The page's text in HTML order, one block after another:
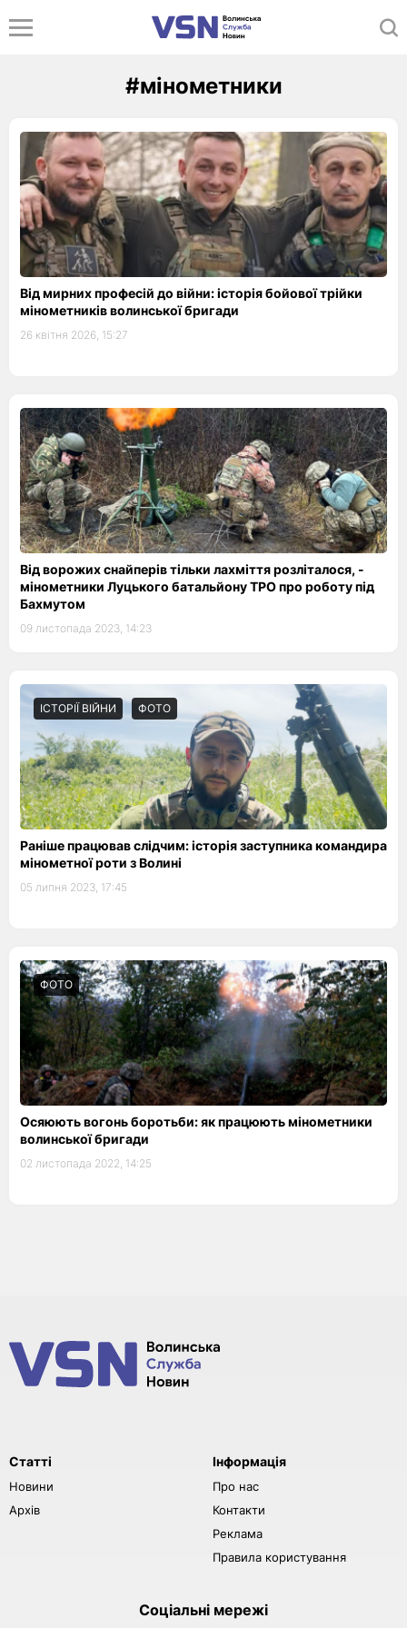
#мінометники
Від мирних професій до війни: історія бойової трійки
мінометників волинської бригади
26 квітня 2026, 15:27
Від ворожих снайперів тільки лахміття розліталося, -
мінометники Луцького батальйону ТРО про роботу під
Бахмутом
09 листопада 2023, 14:23
ІСТОРІЇ ВІЙНИ ФОТО
Раніше працював слідчим: історія заступника командира
мінометної роти з Волині
05 липня 2023, 17:45
ФОТО
Осяюють вогонь боротьби: як працюють мінометники
волинської бригади
02 листопада 2022, 14:25
Статті
Новини
Архів
Інформація
Про нас
Контакти
Реклама
Правила користування
Соціальні мережі